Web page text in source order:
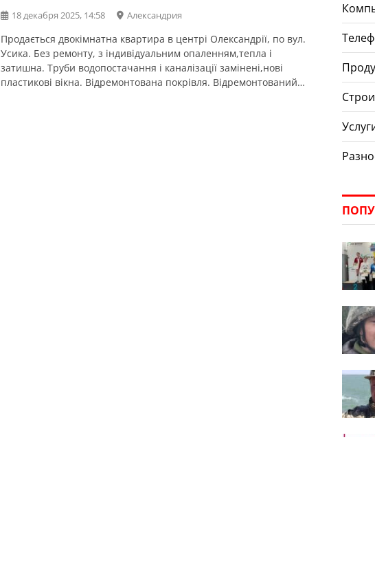
18 декабря 2025, 14:58 Александрия
Продається двокімнатна квартира в центрі Олександрії, по вул.
Усика. Без ремонту, з індивідуальним опаленням,тепла і
затишна. Труби водопостачання і каналізації замінені,нові
пластикові вікна. Відремонтована покрівля. Відремонтований